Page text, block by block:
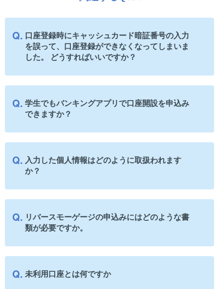
口座登録時にキャッシュカード暗証番号の入力
を誤って、口座登録ができなくなってしまいま
した。 どうすればいいですか？
学生でもバンキングアプリで口座開設を申込み
できますか？
入力した個人情報はどのように取扱われます
か？
リバースモーゲージの申込みにはどのような書
類が必要ですか。
未利用口座とは何ですか